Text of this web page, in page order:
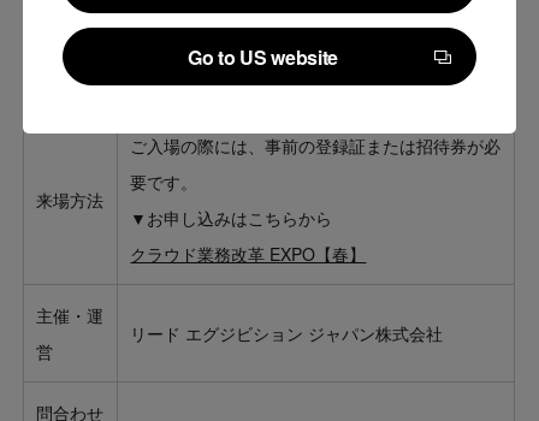
Continue to Japan corporate site
Go to US website
Go to US website
開催期間 2021年5月26日(水)～28日(金)
開催場所 東京ビックサイト
来場方法
ご入場の際には、事前の登録証または招待券が必
要です。
▼お申し込みはこちらから
クラウド業務改革 EXPO【春】
主催・運
営
リード エグジビション ジャパン株式会社
問合わせ